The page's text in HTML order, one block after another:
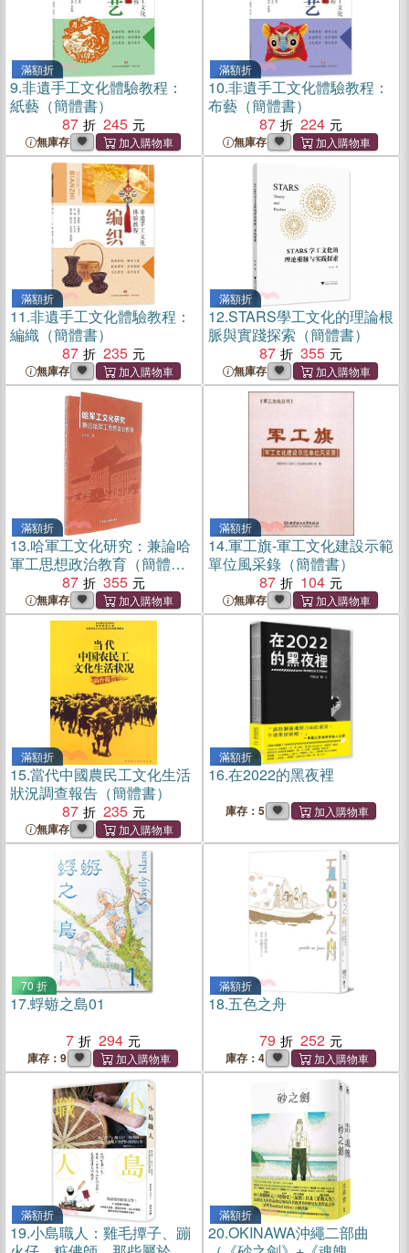
滿額折
9.非遺手工文化體驗教程：
紙藝（簡體書）
87
245
無庫存
滿額折
10.非遺手工文化體驗教程：
布藝（簡體書）
87
224
無庫存
滿額折
11.非遺手工文化體驗教程：
編織（簡體書）
87
235
無庫存
滿額折
12.STARS學工文化的理論根
脈與實踐探索（簡體書）
87
355
無庫存
滿額折
13.哈軍工文化研究：兼論哈
軍工思想政治教育（簡體
87 355
無庫存
滿額折
14.軍工旗-軍工文化建設示範
單位風采錄（簡體書）
87
104
無庫存
滿額折
15.當代中國農民工文化生活
狀況調查報告（簡體書）
87
235
無庫存
滿額折
16.在2022的黑夜裡
庫存：5
70 折
17.蜉蝣之島01
7
294
庫存：9
滿額折
18.五色之舟
79
252
庫存：4
滿額折
19.小島職人：雞毛撢子、蹦
滿額折
20.OKINAWA沖繩二部曲